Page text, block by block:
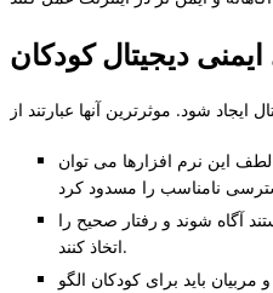
دیجیتال کودکان
این نرم افزارها می توان
آگاه شوند و رفتار صحیح را
اتخاذ کنند.
مربیان باید برای کودکان الگو